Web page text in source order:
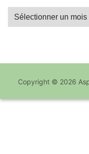
Recherche
Copyright © 2026